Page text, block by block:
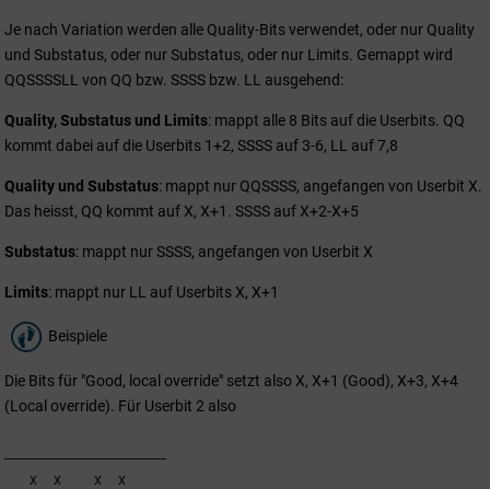
Je nach Variation werden alle Quality-Bits verwendet, oder nur Quality
und Substatus, oder nur Substatus, oder nur Limits. Gemappt wird
QQSSSSLL von QQ bzw. SSSS bzw. LL ausgehend:
Quality, Substatus und Limits: mappt alle 8 Bits auf die Userbits. QQ
kommt dabei auf die Userbits 1+2, SSSS auf 3-6, LL auf 7,8
Quality und Substatus: mappt nur QQSSSS, angefangen von Userbit X.
Das heisst, QQ kommt auf X, X+1. SSSS auf X+2-X+5
Substatus: mappt nur SSSS, angefangen von Userbit X
Limits: mappt nur LL auf Userbits X, X+1
Beispiele
Die Bits für "Good, local override" setzt also X, X+1 (Good), X+3, X+4
(Local override). Für Userbit 2 also
x x x x